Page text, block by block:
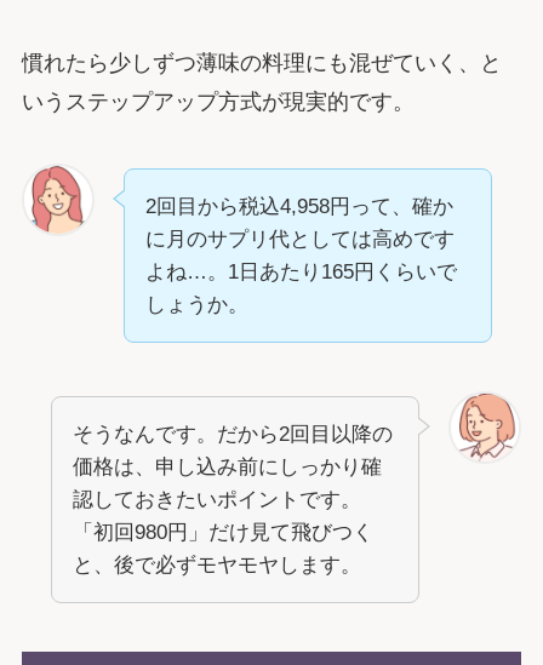
慣れたら少しずつ薄味の料理にも混ぜていく、と
いうステップアップ方式が現実的です。
2回目から税込4,958円って、確か
に月のサプリ代としては高めです
よね…。1日あたり165円くらいで
しょうか。
そうなんです。だから2回目以降の
価格は、申し込み前にしっかり確
認しておきたいポイントです。
「初回980円」だけ見て飛びつく
と、後で必ずモヤモヤします。